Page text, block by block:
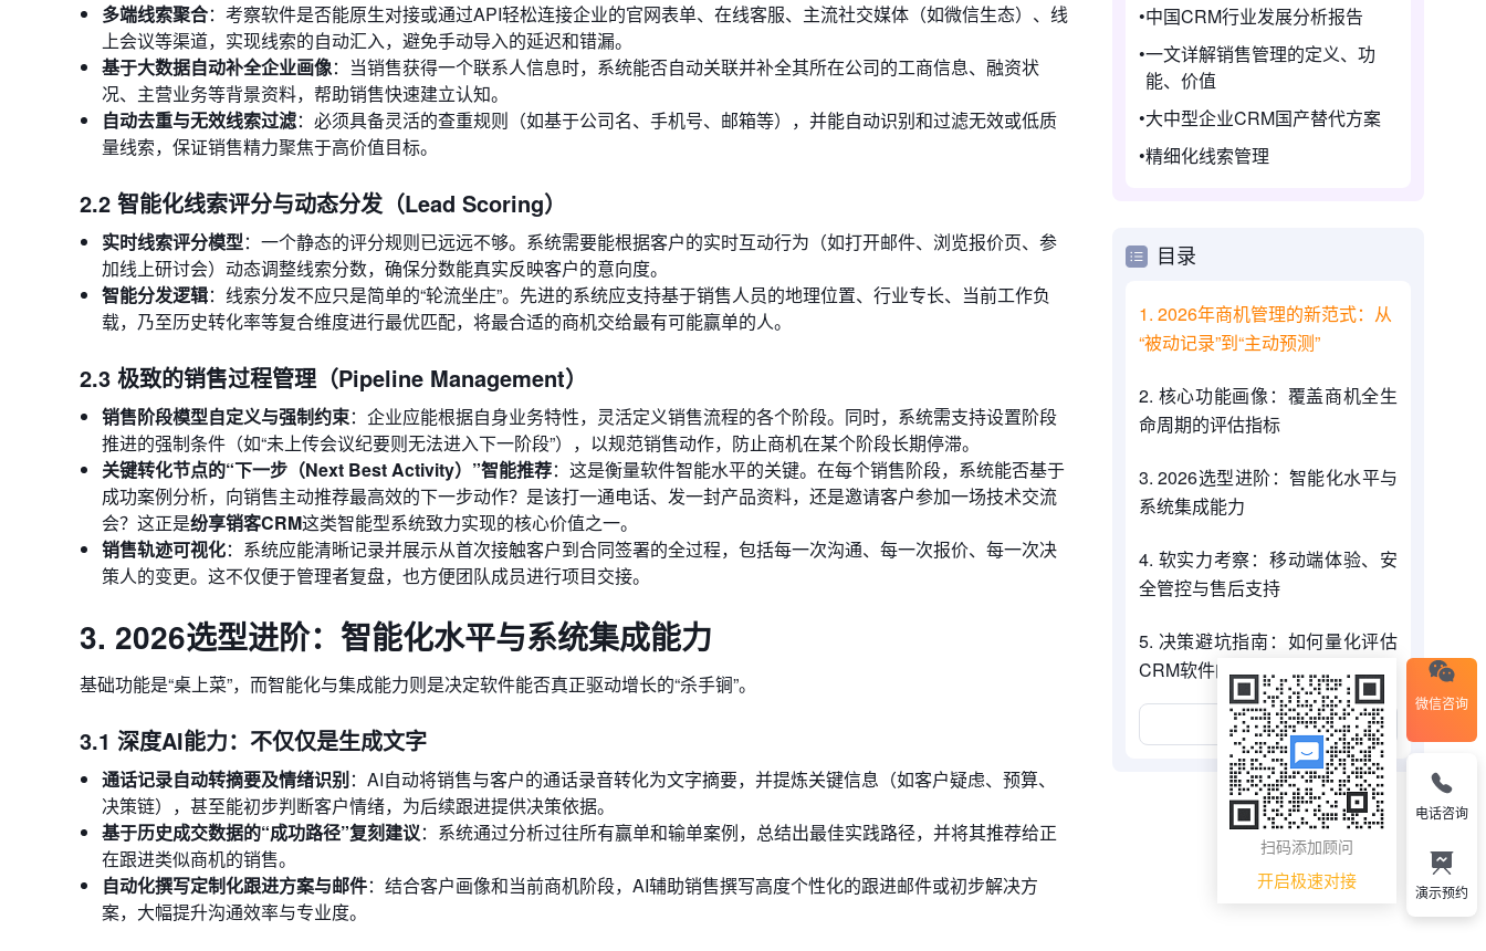
多端线索聚合：考察软件是否能原生对接或通过API轻松连接企业的官网表单、在线客服、主流社交媒体（如微信生态）、线
上会议等渠道，实现线索的自动汇入，避免手动导入的延迟和错漏。
基于大数据自动补全企业画像：当销售获得一个联系人信息时，系统能否自动关联并补全其所在公司的工商信息、融资状
况、主营业务等背景资料，帮助销售快速建立认知。
自动去重与无效线索过滤：必须具备灵活的查重规则（如基于公司名、手机号、邮箱等），并能自动识别和过滤无效或低质
量线索，保证销售精力聚焦于高价值目标。
2.2 智能化线索评分与动态分发（Lead Scoring）
实时线索评分模型：一个静态的评分规则已远远不够。系统需要能根据客户的实时互动行为（如打开邮件、浏览报价页、参
加线上研讨会）动态调整线索分数，确保分数能真实反映客户的意向度。
智能分发逻辑：线索分发不应只是简单的“轮流坐庄”。先进的系统应支持基于销售人员的地理位置、行业专长、当前工作负
载，乃至历史转化率等复合维度进行最优匹配，将最合适的商机交给最有可能赢单的人。
2.3 极致的销售过程管理（Pipeline Management）
销售阶段模型自定义与强制约束：企业应能根据自身业务特性，灵活定义销售流程的各个阶段。同时，系统需支持设置阶段
推进的强制条件（如“未上传会议纪要则无法进入下一阶段”），以规范销售动作，防止商机在某个阶段长期停滞。
关键转化节点的“下一步（Next Best Activity）”智能推荐：这是衡量软件智能水平的关键。在每个销售阶段，系统能否基于
成功案例分析，向销售主动推荐最高效的下一步动作？是该打一通电话、发一封产品资料，还是邀请客户参加一场技术交流
会？这正是纷享销客CRM这类智能型系统致力实现的核心价值之一。
销售轨迹可视化：系统应能清晰记录并展示从首次接触客户到合同签署的全过程，包括每一次沟通、每一次报价、每一次决
策人的变更。这不仅便于管理者复盘，也方便团队成员进行项目交接。
3. 2026选型进阶：智能化水平与系统集成能力
基础功能是“桌上菜”，而智能化与集成能力则是决定软件能否真正驱动增长的“杀手锏”。
3.1 深度AI能力：不仅仅是生成文字
通话记录自动转摘要及情绪识别：AI自动将销售与客户的通话录音转化为文字摘要，并提炼关键信息（如客户疑虑、预算、
决策链），甚至能初步判断客户情绪，为后续跟进提供决策依据。
基于历史成交数据的“成功路径”复刻建议：系统通过分析过往所有赢单和输单案例，总结出最佳实践路径，并将其推荐给正
在跟进类似商机的销售。
自动化撰写定制化跟进方案与邮件：结合客户画像和当前商机阶段，AI辅助销售撰写高度个性化的跟进邮件或初步解决方
案，大幅提升沟通效率与专业度。
中国CRM行业发展分析报告
一文详解销售管理的定义、功
能、价值
大中型企业CRM国产替代方案
精细化线索管理
目录
1. 2026年商机管理的新范式：从
“被动记录”到“主动预测”
2. 核心功能画像：覆盖商机全生
命周期的评估指标
3. 2026选型进阶：智能化水平与
系统集成能力
4. 软实力考察：移动端体验、安
全管控与售后支持
5. 决策避坑指南：如何量化评估
CRM软件的ROI
展开更多
微信咨询
扫码添加顾问
开启极速对接
电话咨询
演示预约